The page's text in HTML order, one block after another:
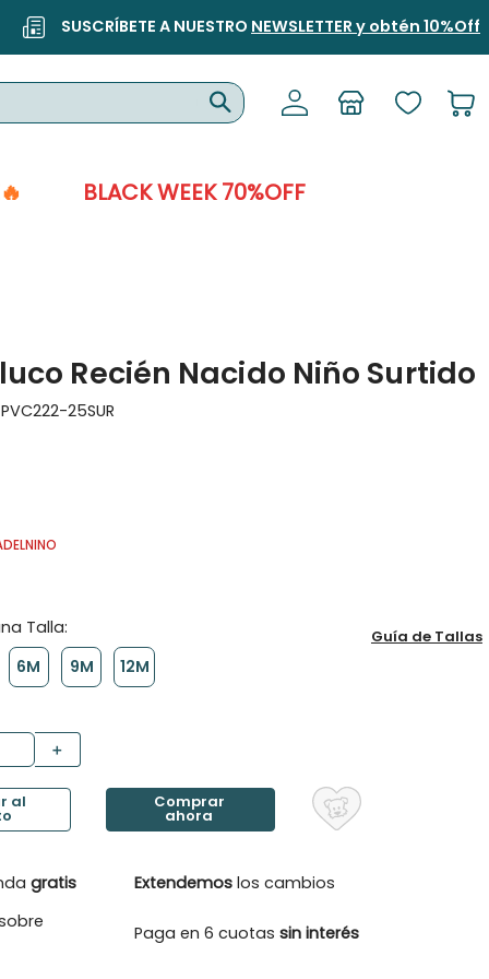
SUSCRÍBETE A NUESTRO NEWSLETTER y obtén 10%Off
BLACK WEEK 70%OFF
Recién Nacido Niño Surtido
PVC222-25SUR
6M 9M 12M
Guía de Tallas
＋
gratis
Extendemos los cambios
Paga en 6 cuotassin interés